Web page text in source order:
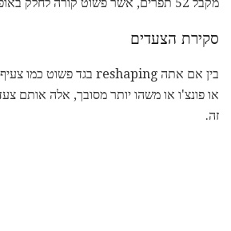
סקירת הצעדים
או פונצ'ו או משהו יותר מסובך, אלה אותם
זה.